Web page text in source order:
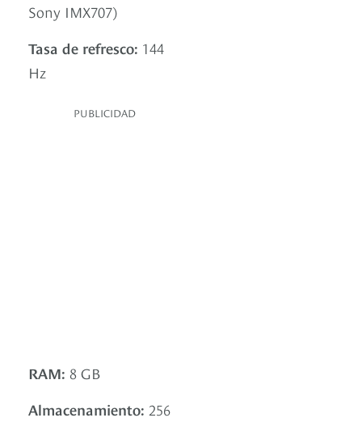
Sony IMX707)
Tasa de refresco: 144
Hz
PUBLICIDAD
RAM: 8 GB
Almacenamiento: 256